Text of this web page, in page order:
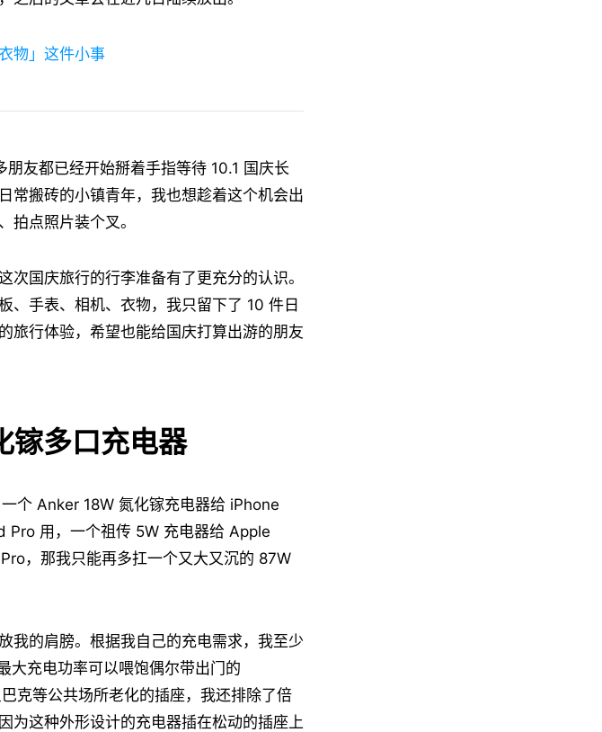
物」这件小事
友都已经开始掰着手指等待 10.1 国庆长
常搬砖的小镇青年，我也想趁着这个机会出
拍点照片装个叉。
国庆旅行的行李准备有了更充分的认识。
、手表、相机、衣物，我只留下了 10 件日
旅行体验，希望也能给国庆打算出游的朋友
镓多口充电器
个 Anker 18W 氮化镓充电器给 iPhone
Pro 用，一个祖传 5W 充电器给 Apple
，那我只能再多扛一个又大又沉的 87W
我的肩膀。根据我自己的充电需求，我至少
大充电功率可以喂饱偶尔带出门的
克等公共场所老化的插座，我还排除了倍
为这种外形设计的充电器插在松动的插座上